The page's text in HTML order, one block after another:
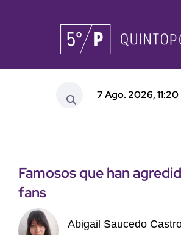
7 Ago. 2026, 11:20
Famosos que han
fans
Abigail Saucedo